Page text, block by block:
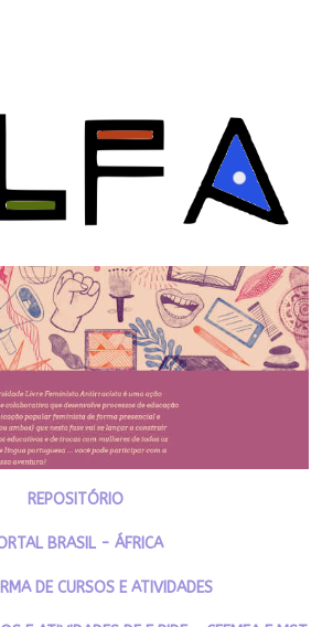
REPOSITÓRIO
BRASIL - ÁFRICA
DE CURSOS E ATIVIDADES